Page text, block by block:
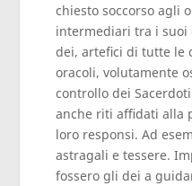
chiesto soccorso agli
intermediari tra i suoi
dei, artefici di tutte le
oracoli, volutamente
controllo dei
anche riti affidati alla
loro responsi. Ad
astragali e tessere.
fossero gli dei a